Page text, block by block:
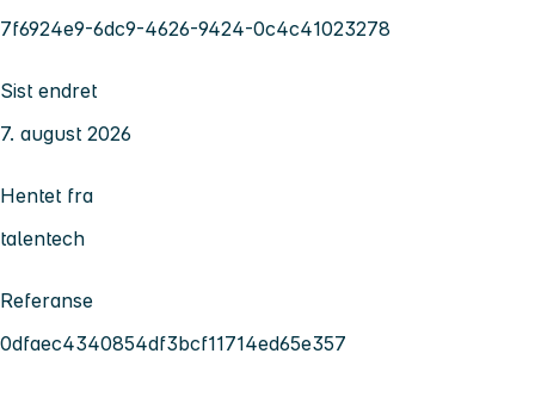
7f6924e9-6dc9-4626-9424-0c4c41023278
Sist endret
7. august 2026
Hentet fra
talentech
Referanse
0dfaec4340854df3bcf11714ed65e357